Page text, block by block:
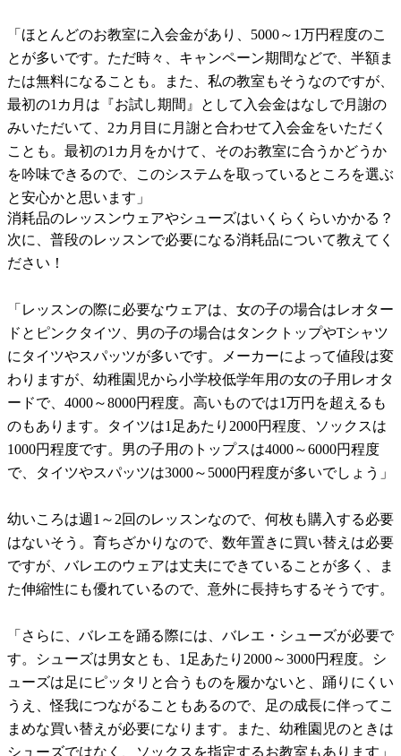
「ほとんどのお教室に入会金があり、5000～1万円程度のこ
とが多いです。ただ時々、キャンペーン期間などで、半額ま
たは無料になることも。また、私の教室もそうなのですが、
最初の1カ月は『お試し期間』として入会金はなしで月謝の
みいただいて、2カ月目に月謝と合わせて入会金をいただく
ことも。最初の1カ月をかけて、そのお教室に合うかどうか
を吟味できるので、このシステムを取っているところを選ぶ
と安心かと思います」
消耗品のレッスンウェアやシューズはいくらくらいかかる？
次に、普段のレッスンで必要になる消耗品について教えてく
ださい！
「レッスンの際に必要なウェアは、女の子の場合はレオター
ドとピンクタイツ、男の子の場合はタンクトップやTシャツ
にタイツやスパッツが多いです。メーカーによって値段は変
わりますが、幼稚園児から小学校低学年用の女の子用レオタ
ードで、4000～8000円程度。高いものでは1万円を超えるも
のもあります。タイツは1足あたり2000円程度、ソックスは
1000円程度です。男の子用のトップスは4000～6000円程度
で、タイツやスパッツは3000～5000円程度が多いでしょう」
幼いころは週1～2回のレッスンなので、何枚も購入する必要
はないそう。育ちざかりなので、数年置きに買い替えは必要
ですが、バレエのウェアは丈夫にできていることが多く、ま
た伸縮性にも優れているので、意外に長持ちするそうです。
「さらに、バレエを踊る際には、バレエ・シューズが必要で
す。シューズは男女とも、1足あたり2000～3000円程度。シ
ューズは足にピッタリと合うものを履かないと、踊りにくい
うえ、怪我につながることもあるので、足の成長に伴ってこ
まめな買い替えが必要になります。また、幼稚園児のときは
シューズではなく、ソックスを指定するお教室もあります」